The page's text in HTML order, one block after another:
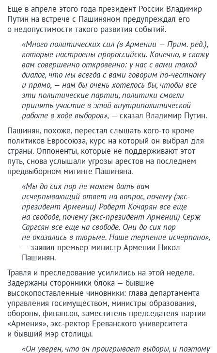
Еще в апреле этого года президент России Владимир
Путин на встрече с Пашиняном предупреждал его
о недопустимости такого развития событий.
«Много политических сил (в Армении — Прим. ред.),
которые настроены пророссийски. Конечно, я скажу
вам совершенно откровенно: у нас с вами такой
диалог, что мы всегда с вами говорим по-честному
и прямо, — нам бы очень хотелось бы, чтобы все
эти политические партии, политики смогли
принять участие в этой внутриполитической
работе в ходе выборов», — сказал Владимир Путин.
Пашинян, похоже, перестал слышать кого-то кроме
политиков Евросоюза, курс на который он выбрал для
страны. Оппоненты, которые не поддерживают этот
путь, снова услышали угрозы арестов на последнем
предвыборном митинге Пашиняна.
«Мы до сих пор не можем дать вам
исчерпывающий ответ на вопрос, почему (экс-
президент Армении) Роберт Кочарян все еще
на свободе, почему (экс-президент Армении) Серж
Саргсян все еще на свободе. Они до сих пор
не оказались в тюрьме. Наше терпение исчерпано»,
— заявил премьер-министр Армении Никол
Пашинян.
Травля и преследование усилились на этой неделе.
Задержаны сторонники блока — бывшие
высокопоставленные чиновники: глава департамента
управления госимуществом, министры образования,
обороны, финансов, заместитель председателя партии
«Армения», экс-ректор Ереванского университета
и бывший мэр столицы.
«Он уверен, что он проигрывает выборы, и поэтому